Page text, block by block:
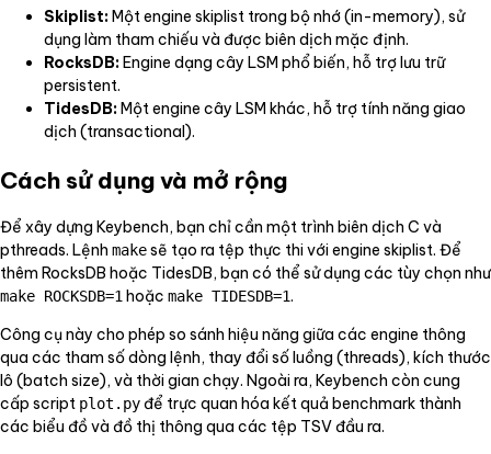
Skiplist:Một engine skiplist trong bộ nhớ (in-memory), sử
dụng làm tham chiếu và được biên dịch mặc định.
RocksDB:Engine dạng cây LSM phổ biến, hỗ trợ lưu trữ
persistent.
TidesDB:Một engine cây LSM khác, hỗ trợ tính năng giao
dịch (transactional).
Cách sử dụng và mở rộng
Để xây dựng Keybench, bạn chỉ cần một trình biên dịch C và
pthreads. Lệnh makesẽ tạo ra tệp thực thi với engine skiplist. Để
thêm RocksDB hoặc TidesDB, bạn có thể sử dụng các tùy chọn như
make ROCKSDB=1 hoặc make TIDESDB=1.
Công cụ này cho phép so sánh hiệu năng giữa các engine thông
qua các tham số dòng lệnh, thay đổi số luồng (threads), kích thước
lô (batch size), và thời gian chạy. Ngoài ra, Keybench còn cung
cấp script plot.pyđể trực quan hóa kết quả benchmark thành
các biểu đồ và đồ thị thông qua các tệp TSV đầu ra.